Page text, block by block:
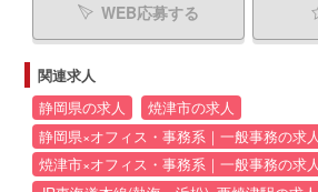
WEB応募する
関連求人
静岡県の求人
焼津市の求人
静岡県×オフィス・事務系｜一般事務の求人
焼津市×オフィス・事務系｜一般事務の求人